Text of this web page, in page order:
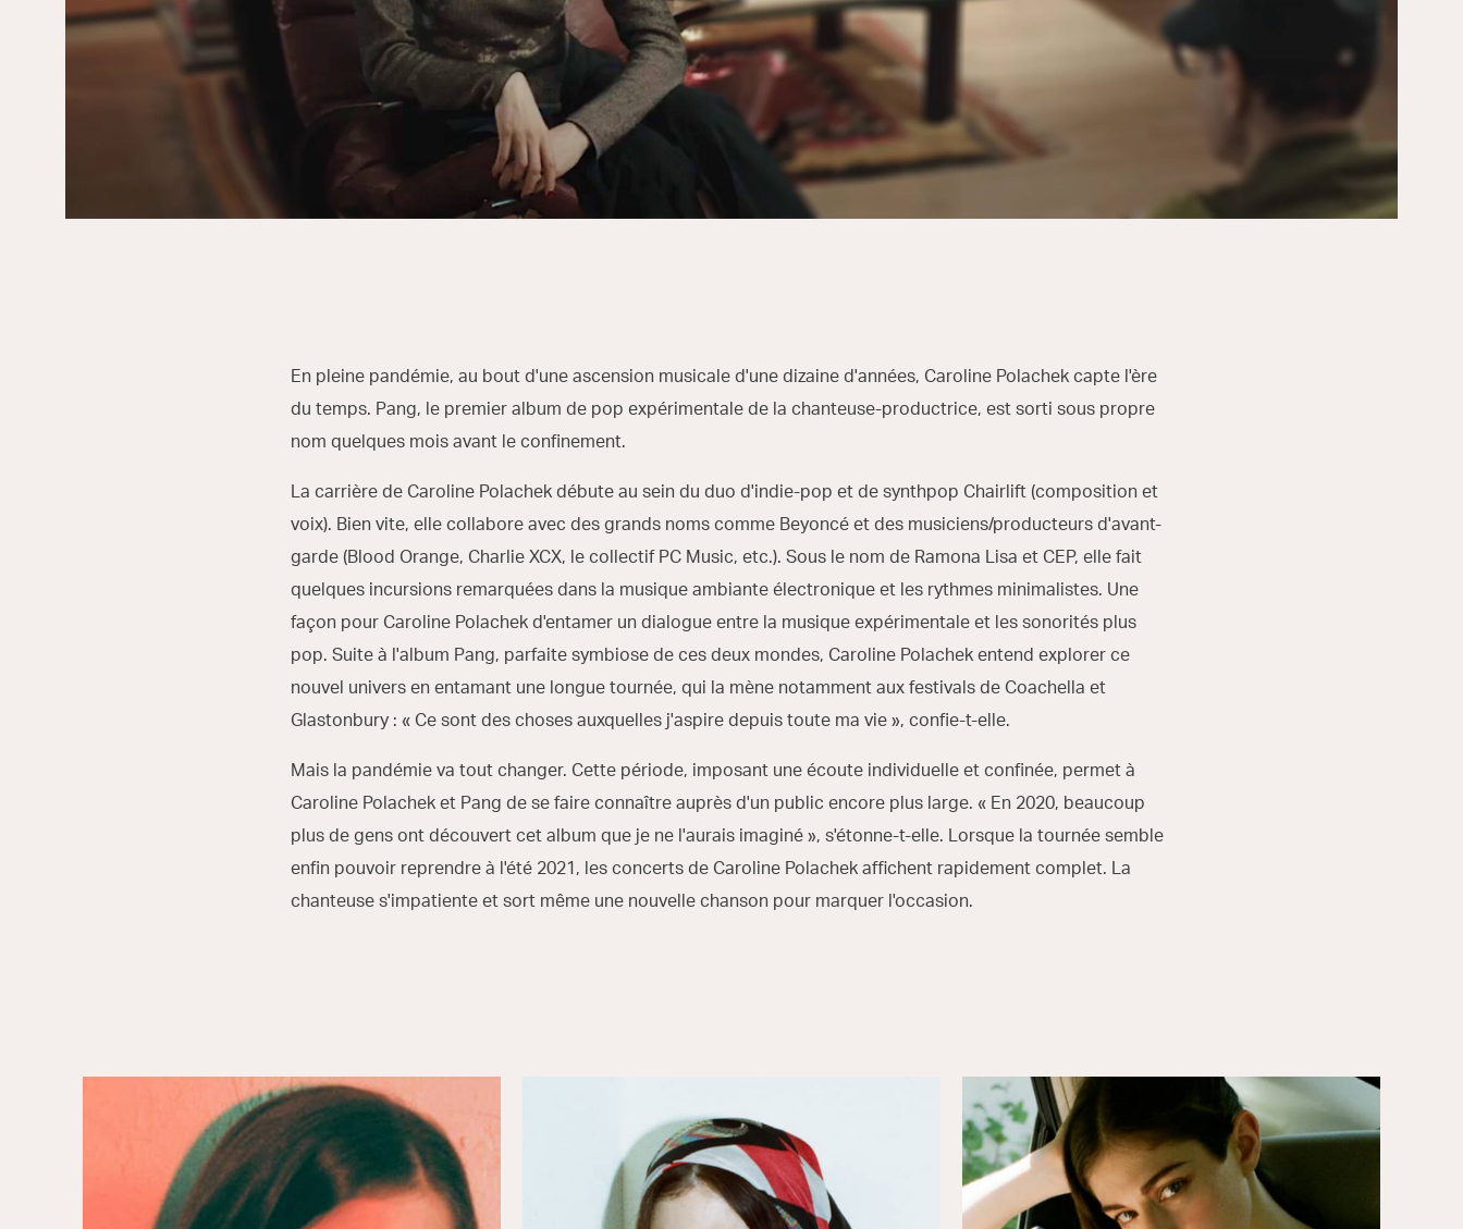
En pleine pandémie, au bout d'une ascension musicale d'une dizaine d'années, Caroline Polachek capte l'ère
du temps. Pang, le premier album de pop expérimentale de la chanteuse-productrice, est sorti sous propre
nom quelques mois avant le confinement.
La carrière de Caroline Polachek débute au sein du duo d'indie-pop et de synthpop Chairlift (composition et
voix). Bien vite, elle collabore avec des grands noms comme Beyoncé et des musiciens/producteurs d'avant-
garde (Blood Orange, Charlie XCX, le collectif PC Music, etc.). Sous le nom de Ramona Lisa et CEP, elle fait
quelques incursions remarquées dans la musique ambiante électronique et les rythmes minimalistes. Une
façon pour Caroline Polachek d'entamer un dialogue entre la musique expérimentale et les sonorités plus
pop. Suite à l'album Pang, parfaite symbiose de ces deux mondes, Caroline Polachek entend explorer ce
nouvel univers en entamant une longue tournée, qui la mène notamment aux festivals de Coachella et
Glastonbury : « Ce sont des choses auxquelles j'aspire depuis toute ma vie », confie-t-elle.
Mais la pandémie va tout changer. Cette période, imposant une écoute individuelle et confinée, permet à
Caroline Polachek et Pang de se faire connaître auprès d'un public encore plus large. « En 2020, beaucoup
plus de gens ont découvert cet album que je ne l'aurais imaginé », s'étonne-t-elle. Lorsque la tournée semble
enfin pouvoir reprendre à l'été 2021, les concerts de Caroline Polachek affichent rapidement complet. La
chanteuse s'impatiente et sort même une nouvelle chanson pour marquer l'occasion.